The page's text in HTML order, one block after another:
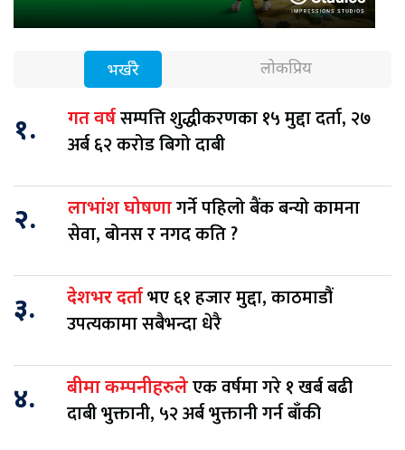
भर्खरै लोकप्रिय
१. गत वर्षसम्पत्ति शुद्धीकरणका १५ मुद्दा दर्ता, २७
अर्ब ६२ करोड बिगो दाबी
२. लाभांश घोषणागर्ने पहिलो बैंक बन्यो कामना
सेवा, बोनस र नगद कति ?
३. देशभर दर्ताभए ६१ हजार मुद्दा, काठमाडौं
उपत्यकामा सबैभन्दा धेरै
४. बीमा कम्पनीहरुलेएक वर्षमा गरे १ खर्ब बढी
दाबी भुक्तानी, ५२ अर्ब भुक्तानी गर्न बाँकी